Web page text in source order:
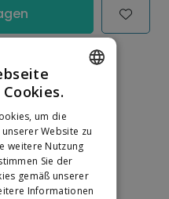
150,-
DUTCH
GERMAN
um die
Website zu
weitere Nutzung
Sie der
gemäß unserer
Informationen